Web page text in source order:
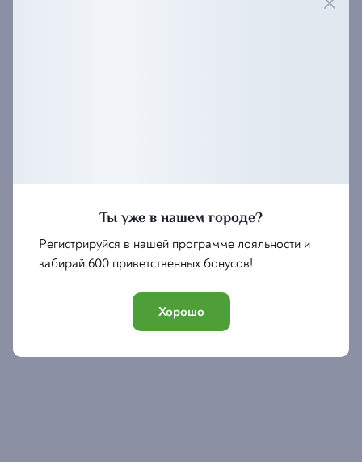
Но это ещё не всё! Те, кто займёт призовые места, не
Пусть этот вечер станет началом новых историй и
ярких побед! АСАААА💫
Ты уже в нашем городе?
Регистрируйся в нашей программе лояльности и
забирай 600 приветственных бонусов!
Хорошо